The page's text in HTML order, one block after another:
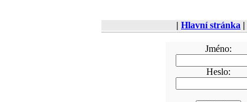
| Hlavní stránka |
Jméno:
Heslo: